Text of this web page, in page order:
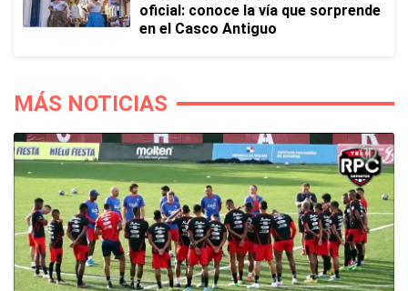
oficial: conoce la vía que sorprende
en el Casco Antiguo
MÁS NOTICIAS